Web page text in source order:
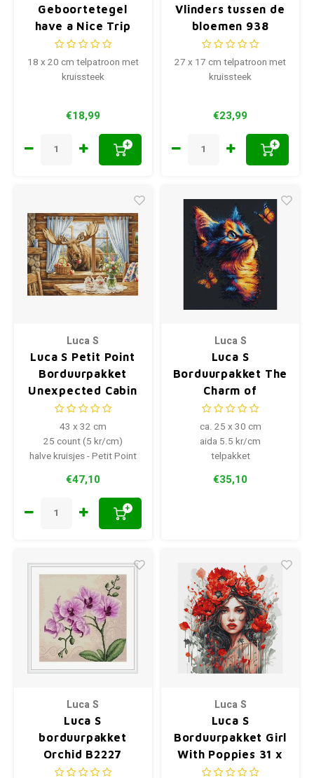
Geboortetegel
have a Nice Trip
B1191
18 x 20 cm telpatroon met
kruissteek
€18,99
+
Vlinders tussen de
bloemen 938
27 x 17 cm telpatroon met
kruissteek
€23,99
+
Luca S
Luca S Petit Point
Borduurpakket
Unexpected Cabin
Guest
43 x 32 cm
25 count (5 kr/cm)
halve kruisjes - Petit Point
€47,10
+
Luca S
Luca S
Borduurpakket The
Charm of
Butterflies
ca. 25 x 30 cm
aida 5.5 kr/cm
telpakket
€35,10
Luca S
Luca S
borduurpakket
Orchid B2227
Luca S
Luca S
Borduurpakket Girl
With Poppies 31 x
33 cm